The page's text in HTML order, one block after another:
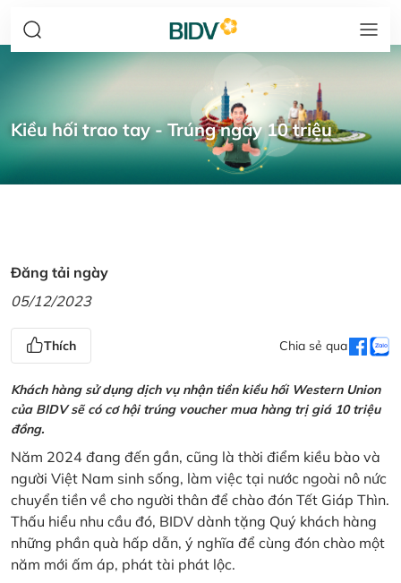
Kiều hối trao tay - Trúng ngay 10 triệu
Đăng tải ngày
05/12/2023
Thích Chia sẻ qua
Khách hàng sử dụng dịch vụ nhận tiền kiều hối Western Union
của BIDV sẽ có cơ hội trúng voucher mua hàng trị giá 10 triệu
đồng.
Năm 2024 đang đến gần, cũng là thời điểm kiều bào và
người Việt Nam sinh sống, làm việc tại nước ngoài nô nức
chuyển tiền về cho người thân để chào đón Tết Giáp Thìn.
Thấu hiểu nhu cầu đó, BIDV dành tặng Quý khách hàng
những phần quà hấp dẫn, ý nghĩa để cùng đón chào một
năm mới ấm áp, phát tài phát lộc.